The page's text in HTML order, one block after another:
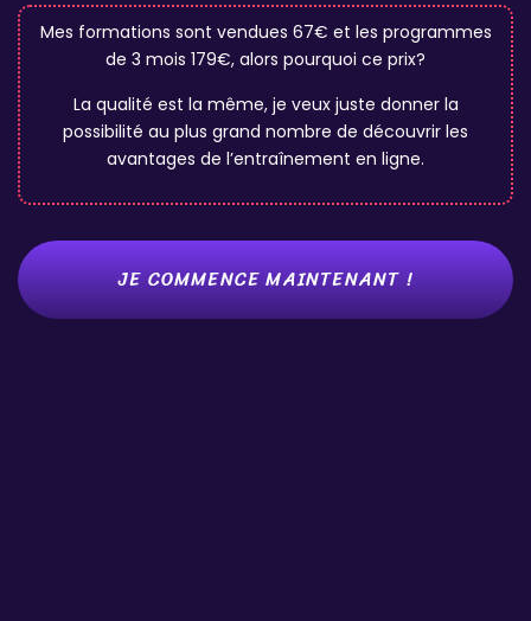
Mes formations sont vendues 67€ et les programmes
de 3 mois 179€, alors pourquoi ce prix?
La qualité est la même, je veux juste donner la
possibilité au plus grand nombre de découvrir les
avantages de l’entraînement en ligne.
JE COMMENCE MAINTENANT !